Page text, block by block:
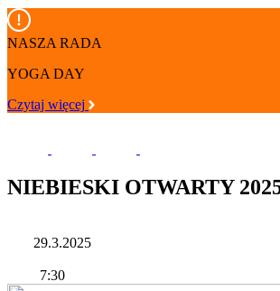
NASZA RADA
YOGA DAY
Czytaj więcej
NIEBIESKI OTWARTY
29.3.2025
7:30